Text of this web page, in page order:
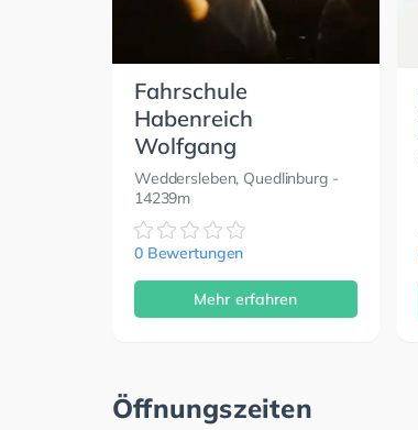
Fahrschule
Habenreich
Wolfgang
Weddersleben, Quedlinburg-
14239m
0 Bewertungen
Mehr erfahren
Öffnungszeiten